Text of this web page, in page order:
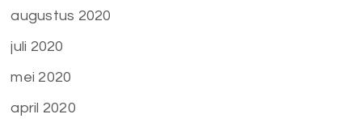
augustus 2020
juli 2020
mei 2020
april 2020